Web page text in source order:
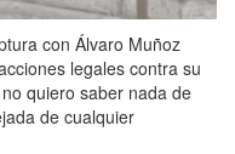
con Álvaro Muñoz
legales contra su
quiero saber nada de
de cualquier